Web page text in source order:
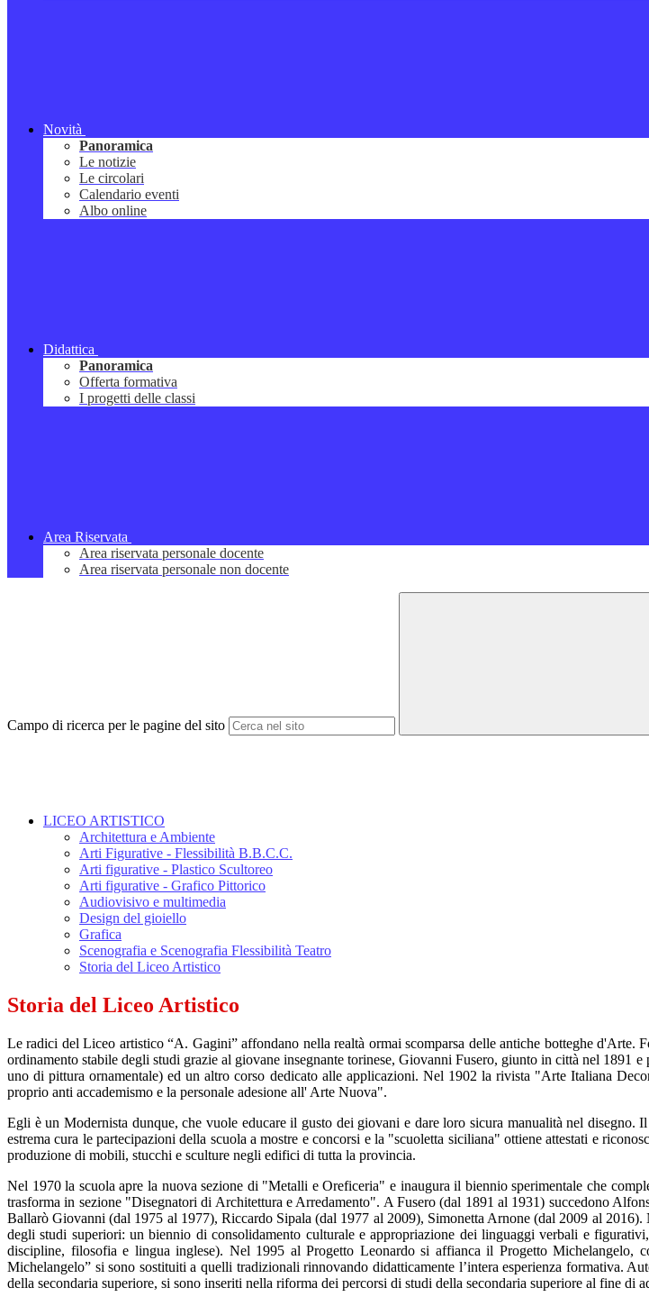
Novità
Panoramica
Le notizie
Le circolari
Calendario eventi
Albo online
Didattica
Panoramica
Offerta formativa
I progetti delle classi
Area Riservata
Area riservata personale docente
Area riservata personale non docente
Campo di ricerca per le pagine del sito
LICEO ARTISTICO
Architettura e Ambiente
Arti Figurative - Flessibilità B.B.C.C.
Arti figurative - Plastico Scultoreo
Arti figurative - Grafico Pittorico
Audiovisivo e multimedia
Design del gioiello
Grafica
Scenografia e Scenografia Flessibilità Teatro
Storia del Liceo Artistico
Storia del Liceo Artistico
Le radici del Liceo artistico “A. Gagini” affondano nella realtà ormai scomparsa delle antiche botteghe
ordinamento stabile degli studi grazie al giovane insegnante torinese, Giovanni Fusero, giunto in città nel 1891
uno di pittura ornamentale) ed un altro corso dedicato alle applicazioni. Nel 1902 la rivista "Arte Italiana
proprio anti accademismo e la personale adesione all' Arte Nuova".
Egli è un Modernista dunque, che vuole educare il gusto dei giovani e dare loro sicura manualità nel
estrema cura le partecipazioni della scuola a mostre e concorsi e la "scuoletta siciliana" ottiene attestati e
produzione di mobili, stucchi e sculture negli edifici di tutta la provincia.
Nel 1970 la scuola apre la nuova sezione di "Metalli e Oreficeria" e inaugura il biennio sperimentale che
trasforma in sezione "Disegnatori di Architettura e Arredamento". A Fusero (dal 1891 al 1931) succedono
Ballarò Giovanni (dal 1975 al 1977), Riccardo Sipala (dal 1977 al 2009), Simonetta Arnone (dal 2009 al
degli studi superiori: un biennio di consolidamento culturale e appropriazione dei linguaggi verbali e
discipline, filosofia e lingua inglese). Nel 1995 al Progetto Leonardo si affianca il Progetto
Michelangelo” si sono sostituiti a quelli tradizionali rinnovando didatticamente l’intera esperienza formativa.
della secondaria superiore, si sono inseriti nella riforma dei percorsi di studi della secondaria superiore al fine di